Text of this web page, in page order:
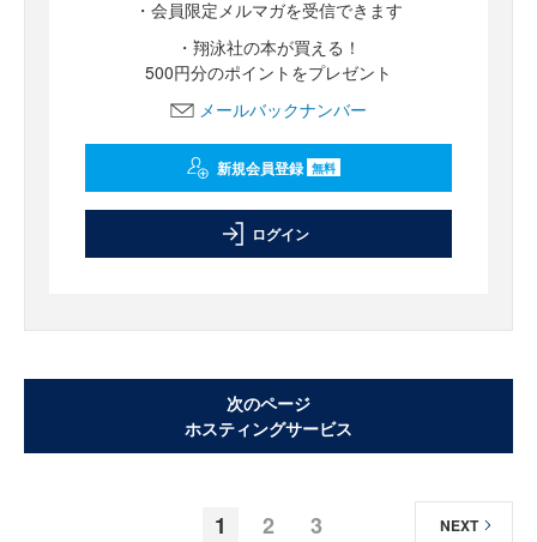
・会員限定メルマガを受信できます
・翔泳社の本が買える！
500円分のポイントをプレゼント
メールバックナンバー
新規会員登録 無料
ログイン
次のページ
ホスティングサービス
1 2 3 NEXT